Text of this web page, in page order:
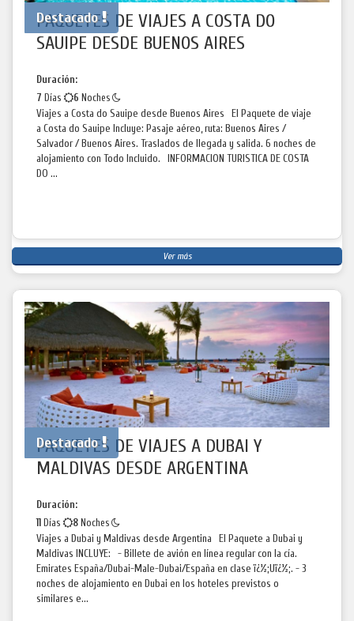
Destacado
PAQUETES DE VIAJES A COSTA DO
SAUIPE DESDE BUENOS AIRES
Duración:
7 Días 6 Noches
Viajes a Costa do Sauipe desde Buenos Aires El Paquete de viaje
a Costa do Sauipe Incluye: Pasaje aéreo, ruta: Buenos Aires /
Salvador / Buenos Aires. Traslados de llegada y salida. 6 noches de
alojamiento con Todo Incluido. INFORMACION TURISTICA DE COSTA
DO ...
Ver más
Destacado
PAQUETES DE VIAJES A DUBAI Y
MALDIVAS DESDE ARGENTINA
Duración:
11 Días 8 Noches
Viajes a Dubai y Maldivas desde Argentina El Paquete a Dubai y
Maldivas INCLUYE: - Billete de avión en línea regular con la cía.
Emirates España/Dubai-Male-Dubai/España en clase ï¿½;Uï¿½;. - 3
noches de alojamiento en Dubai en los hoteles previstos o
similares e...